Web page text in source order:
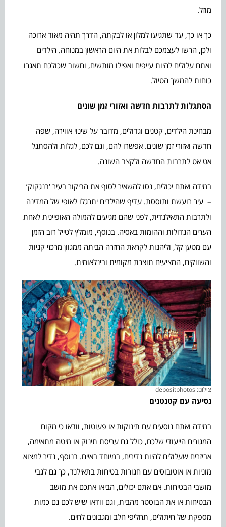
מוזל.
כך או כך, עד שתגיעו למלון או לבקתה, הדרך תהיה מאוד ארוכה
ולכן, הרשו לעצמכם לבלות את היום הראשון במנוחה. הילדים
ואתם עלולים להיות עייפים ואפילו מותשים, וחשוב שכולכם תאגרו
כוחות להמשך הטיול.
הסתגלות לתרבות חדשה ואזורי זמן שונים
מבחינת הילדים, קטנים וגדולים, מדובר על שינוי אווירה, שפה
חדשה ואזורי זמן שונים. אפשרו להם, וגם לכם, לגלות ולהסתגל
אט אט לתרבות החדשה ולקצב השונה.
במידה ואתם יכולים, נסו להשאיר לסוף את הביקור בעיר ‘בנגקוק’
– עיר רועשת ותוססת. עדיף שהילדים יתרגלו לאופי של המדינה
ולתרבות התאילנדית, לפני שהם מגיעים להמולה האופיינית לאחת
הערים הגדולות וההומות באסיה. בנוסף, מומלץ לטייל רוב הזמן
עם מטען קל, וליהנות לקראת החזרה הביתה ממגוון מרכזי קניות
והשווקים, המציעים תוצרת מקומית ובינלאומית.
צילום: depositphotos
נסיעה עם קטנטנים
במידה ואתם נוסעים עם תינוקות או פעוטות, וודאו כי מקום
המגורים הייעודי שלכם, כולל גם עריסת תינוק או מיטה מתאימה,
אביזרים שעלולים להיות נדירים, במיוחד באיים. בנוסף, נדיר למצוא
מוניות או אוטובוסים עם חגורות בטיחות בתאילנד, כך גם לגבי
מושבי הבטיחות. אם אתם יכולים, הביאו אתכם את מושב
הבטיחות או את הבוסטר מהבית, וגם וודאו שיש לכם גם כמות
מספקת של חיתולים, תחליפי חלב ומגבונים לחים.